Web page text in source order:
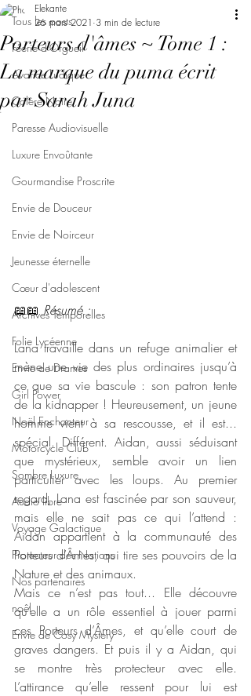
Tous les posts
Féerie d'Orgueil
Avarice Ludique
Colère Noire
Paresse Audiovisuelle
Luxure Envoûtante
Gourmandise Proscrite
Envie de Douceur
Envie de Noirceur
Jeunesse éternelle
Cœur d'adolescent
Archives Temporelles
Folie Lycéenne
Envie de Drames
Girl Power
Noël Enchanteur
Motorcycle Club
Sombre Luxure
Audio libre
Voyage Galactique
Protecteur des Nations
Nos partenaires
noêl
Envie de Cosy Mystery
Porteurs d'âmes ~ Tome 1 :
La marque du puma écrit
par Sarah Juna
Elekante
26 mars 2021 3 min de lecture
📖📖 Résumé :
Lana travaille dans un refuge animalier et
mène une vie des plus ordinaires jusqu’à
ce que sa vie bascule : son patron tente
de la kidnapper ! Heureusement, un jeune
homme vient à sa rescousse, et il est...
spécial. Différent. Aidan, aussi séduisant
que mystérieux, semble avoir un lien
particulier avec les loups. Au premier
regard, Lana est fascinée par son sauveur,
mais elle ne sait pas ce qui l’attend :
Aidan appartient à la communauté des
Porteurs d’Âmes, qui tire ses pouvoirs de la
Nature et des animaux.
Mais ce n’est pas tout... Elle découvre
qu’elle a un rôle essentiel à jouer parmi
ces Porteurs d’Âmes, et qu’elle court de
graves dangers. Et puis il y a Aidan, qui
se montre très protecteur avec elle.
L’attirance qu’elle ressent pour lui est